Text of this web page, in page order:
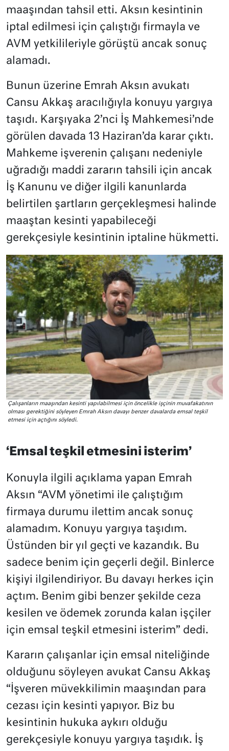
maaşından tahsil etti. Aksın kesintinin
iptal edilmesi için çalıştığı firmayla ve
AVM yetkilileriyle görüştü ancak sonuç
alamadı.
Bunun üzerine Emrah Aksın avukatı
Cansu Akkaş aracılığıyla konuyu yargıya
taşıdı. Karşıyaka 2’nci İş Mahkemesi’nde
görülen davada 13 Haziran’da karar çıktı.
Mahkeme işverenin çalışanı nedeniyle
uğradığı maddi zararın tahsili için ancak
İş Kanunu ve diğer ilgili kanunlarda
belirtilen şartların gerçekleşmesi halinde
maaştan kesinti yapabileceği
gerekçesiyle kesintinin iptaline hükmetti.
Çalışanların maaşından kesinti yapılabilmesi için öncelikle işçinin muvafakatının
olması gerektiğini söyleyen Emrah Aksın davayı benzer davalarda emsal teşkil
etmesi için açtığını söyledi.
‘Emsal teşkil etmesini isterim’
Konuyla ilgili açıklama yapan Emrah
Aksın “AVM yönetimi ile çalıştığım
firmaya durumu ilettim ancak sonuç
alamadım. Konuyu yargıya taşıdım.
Üstünden bir yıl geçti ve kazandık. Bu
sadece benim için geçerli değil. Binlerce
kişiyi ilgilendiriyor. Bu davayı herkes için
açtım. Benim gibi benzer şekilde ceza
kesilen ve ödemek zorunda kalan işçiler
için emsal teşkil etmesini isterim” dedi.
Kararın çalışanlar için emsal niteliğinde
olduğunu söyleyen avukat Cansu Akkaş
“İşveren müvekkilimin maaşından para
cezası için kesinti yapıyor. Biz bu
kesintinin hukuka aykırı olduğu
gerekçesiyle konuyu yargıya taşıdık. İş